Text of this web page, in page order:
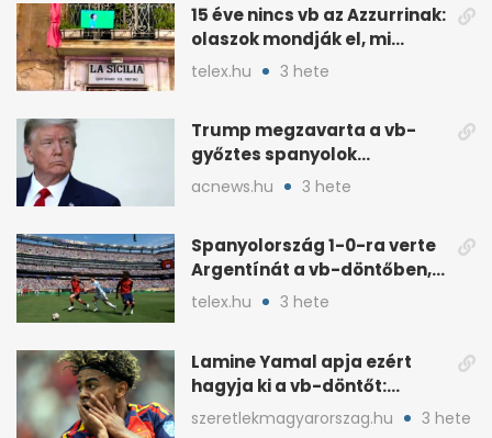
15 éve nincs vb az Azzurrinak:
olaszok mondják el, mi
romlott el
telex.hu 3 hete
Trump megzavarta a vb-
győztes spanyolok
ünneplését a trófeaátadón
acnews.hu 3 hete
Spanyolország 1-0-ra verte
Argentínát a vb-döntőben,
hosszabbításban
telex.hu 3 hete
Lamine Yamal apja ezért
hagyja ki a vb-döntőt:
otthonról szurkol
szeretlekmagyarorszag.hu 3 hete